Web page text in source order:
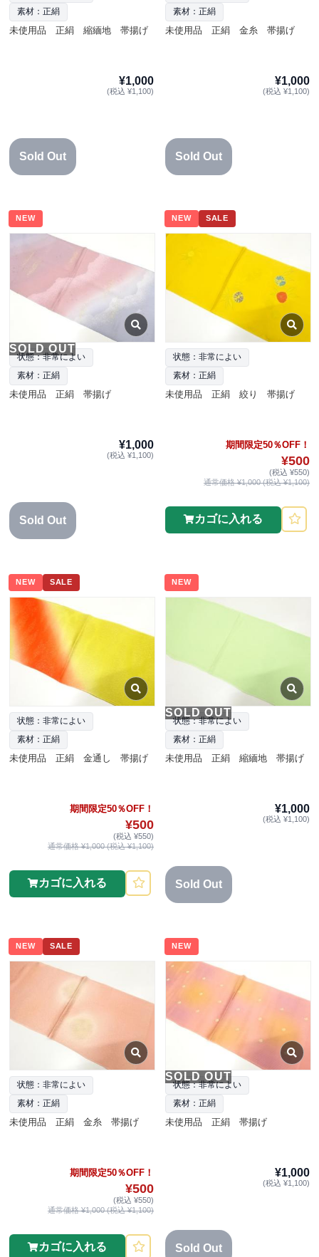
素材：正絹
未使用品 正絹 縮緬地 帯揚げ
¥1,000
(税込 ¥1,100)
Sold Out
素材：正絹
未使用品 正絹 金糸 帯揚げ
¥1,000
(税込 ¥1,100)
Sold Out
NEW
SOLD OUT
状態：非常によい
素材：正絹
未使用品 正絹 帯揚げ
¥1,000
(税込 ¥1,100)
Sold Out
NEW SALE
状態：非常によい
素材：正絹
未使用品 正絹 絞り 帯揚げ
期間限定50％OFF！
¥500
(税込 ¥550)
通常価格 ¥1,000 (税込 ¥1,100)
カゴに入れる
NEW SALE
状態：非常によい
素材：正絹
未使用品 正絹 金通し 帯揚げ
期間限定50％OFF！
¥500
(税込 ¥550)
通常価格 ¥1,000 (税込 ¥1,100)
カゴに入れる
NEW
SOLD OUT
状態：非常によい
素材：正絹
未使用品 正絹 縮緬地 帯揚げ
¥1,000
(税込 ¥1,100)
Sold Out
NEW SALE
状態：非常によい
素材：正絹
未使用品 正絹 金糸 帯揚げ
期間限定50％OFF！
¥500
(税込 ¥550)
通常価格 ¥1,000 (税込 ¥1,100)
カゴに入れる
NEW
SOLD OUT
状態：非常によい
素材：正絹
未使用品 正絹 帯揚げ
¥1,000
(税込 ¥1,100)
Sold Out